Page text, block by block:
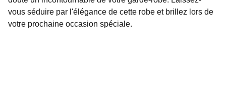
vous séduire par l'élégance de cette robe et brillez lors de
votre prochaine occasion spéciale.